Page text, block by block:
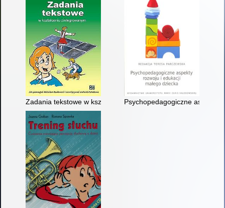
Zadania tekstowe w kształceniu zintegrowanym : jak
Psychopedagogiczne aspekty